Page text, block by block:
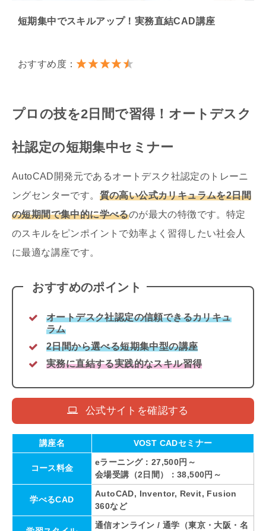
短期集中でスキルアップ！実務直結CAD講座
おすすめ度：
プロの技を2日間で習得！オートデスク
社認定の短期集中セミナー
AutoCAD開発元であるオートデスク社認定のトレーニ
ングセンターです。 質の高い公式カリキュラムを2日間
の短期間で集中的に学べるのが最大の特徴です。特定
のスキルをピンポイントで効率よく習得したい社会人
に最適な講座です。
おすすめのポイント
オートデスク社認定の信頼できるカリキュ
ラム
2日間から選べる短期集中型の講座
実務に直結する実践的なスキル習得
公式サイトを確認する
講座名 VOST CADセミナー
コース料金
eラーニング：27,500円～
会場受講（2日間）：38,500円～
学べるCAD
AutoCAD, Inventor, Revit, Fusion
360など
通信オンライン / 通学（東京・大阪・名